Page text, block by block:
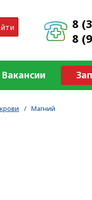
8
8
Вакансии
/ Магний